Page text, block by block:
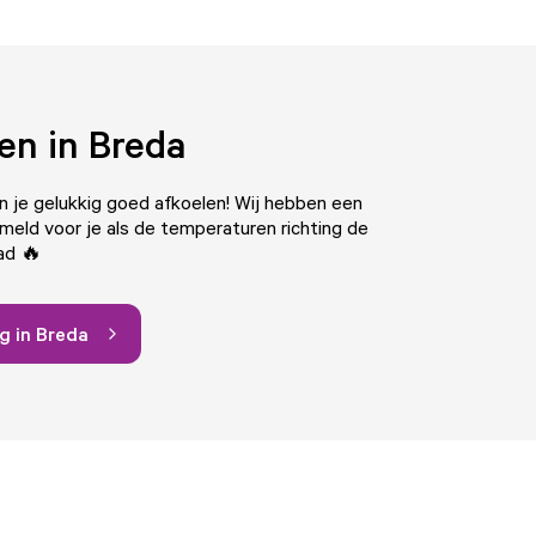
in Breda
je gelukkig goed afkoelen! Wij hebben een
voor je als de temperaturen richting de
🔥
in Breda